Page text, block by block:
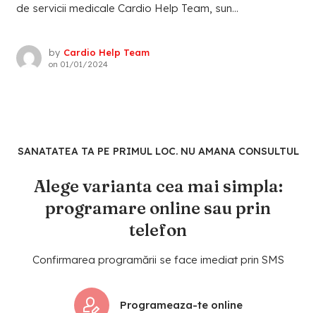
de servicii medicale Cardio Help Team, sun...
by Cardio Help Team
on 01/01/2024
SANATATEA TA PE PRIMUL LOC. NU AMANA CONSULTUL
Alege varianta cea mai simpla:
programare online sau prin
telefon
Confirmarea programării se face imediat prin SMS
Programeaza-te online